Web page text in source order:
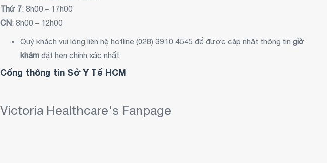
Thứ 7: 8h00 – 17h00
CN: 8h00 – 12h00
Quý khách vui lòng liên hệ hotline (028) 3910 4545 để được cập nhật thông tin giờ
khám đặt hẹn chính xác nhất
Cổng thông tin Sở Y Tế HCM
Victoria Healthcare's Fanpage